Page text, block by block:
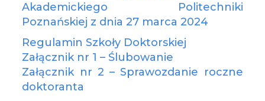
Akademickiego Politechniki
Poznańskiej z dnia 27 marca 2024
Regulamin Szkoły Doktorskiej
Załącznik nr 1 – Ślubowanie
Załącznik nr 2 – Sprawozdanie roczne
doktoranta